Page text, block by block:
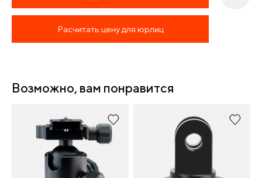
Расчитать цену для юрлиц
Возможно, вам понравится